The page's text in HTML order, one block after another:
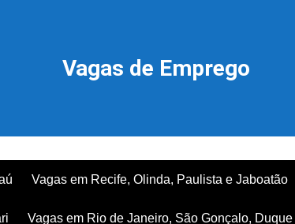
Vagas de Emprego
Vagas em Recife, Olinda, Paulista e Jaboatão
Vagas em Rio de Janeiro, São Gonçalo,